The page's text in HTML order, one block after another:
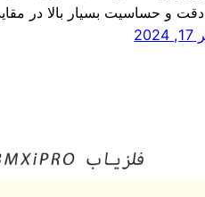
و حساسیت بسیار بالا در